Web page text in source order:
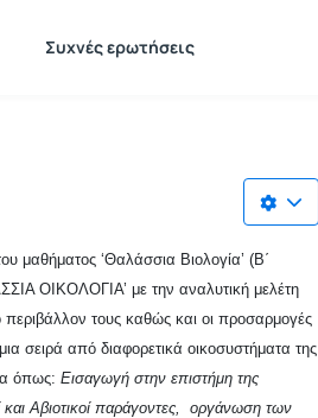
Συχνές ερωτήσεις
[open]
μαθήματος ‘Θαλάσσια Βιολογία’ (Β΄
ΟΙΚΟΛΟΓΙΑ’ με την αναλυτική μελέτη
τους καθώς και οι προσαρμογές
σειρά από διαφορετικά οικοσυστήματα της
όπως: Εισαγωγή στην επιστήμη της
και Αβιοτικοί παράγοντες, οργάνωση των